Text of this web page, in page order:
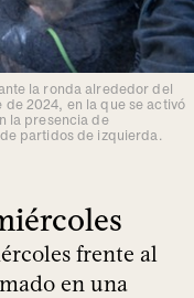
la ronda alrededor del
2024, en la que se activó
la presencia de
partidos de izquierda.
frente al
en una